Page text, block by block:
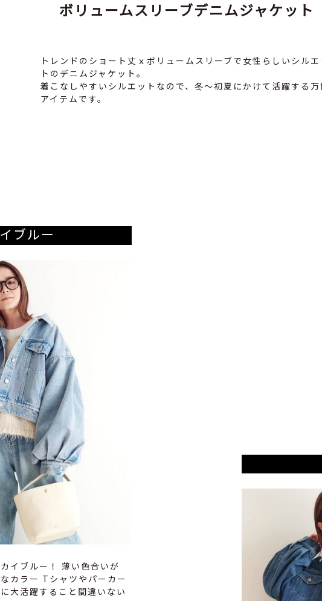
ボリュームスリーブデニムジャケット
トレンドのショート丈ｘボリュームスリーブで女性らしいシル
トのデニムジャケット。
着こなしやすいシルエットなので、冬～初夏にかけて活躍する
アイテムです。
ブルー
イブルー！ 薄い色合いが
カラー Tシャツやパーカー
大活躍すること間違いない